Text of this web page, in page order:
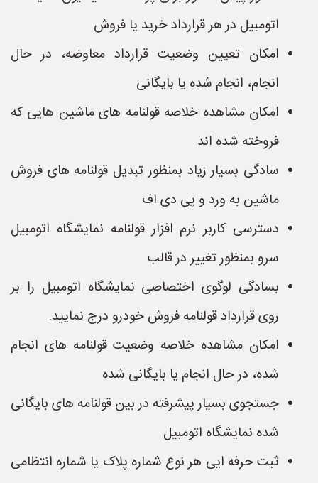
اتومبیل در هر قرارداد خرید یا فروش
امکان تعیین وضعیت قرارداد معاوضه، در حال
انجام، انجام شده یا بایگانی
امکان مشاهده خلاصه قولنامه های ماشین هایی که
فروخته شده اند
سادگی بسیار زیاد بمنظور تبدیل قولنامه های فروش
ماشین به ورد و پی دی اف
دسترسی کاربر نرم افزار قولنامه نمایشگاه اتومبیل
سرو بمنظور تغییر در قالب
بسادگی لوگوی اختصاصی نمایشگاه اتومبیل را بر
روی قرارداد قولنامه فروش خودرو درج نمایید.
امکان مشاهده خلاصه وضعیت قولنامه های انجام
شده، در حال انجام یا بایگانی شده
جستجوی بسیار پیشرفته در بین قولنامه های بایگانی
شده نمایشگاه اتومبیل
ثبت حرفه ایی هر نوع شماره پلاک یا شماره انتظامی